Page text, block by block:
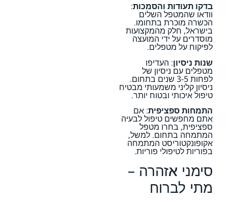
בדקו תעודות והסמכות:
וודאו שהמטפל השלים
הכשרה מוכרת בתחומו.
בישראל, חלק מהמקצועות
מוסדרים על ידי המועצה
לפיקוח על מטפלים.
שנות ניסיון: העדיפו
מטפלים עם ניסיון של
לפחות 3-5 שנים בתחום.
ניסיון קליני משמעותי מבטיח
טיפול איכותי ובטוח יותר.
התמחות ספציפית: אם
אתם מחפשים טיפול לבעיה
ספציפית, בחרו מטפל
המתמחה בתחום. למשל,
אקופונקטוריסט המתמחה
בפוריות לטיפולי פוריות.
סימני אזהרה –
מתי לברוח